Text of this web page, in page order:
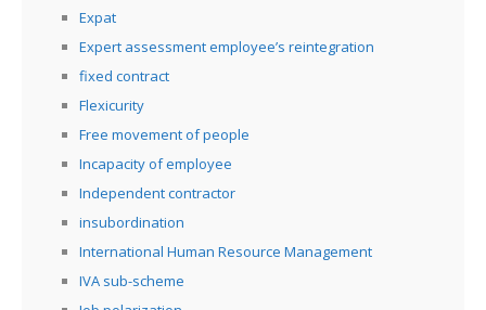
Expat
Expert assessment employee’s reintegration
fixed contract
Flexicurity
Free movement of people
Incapacity of employee
Independent contractor
insubordination
International Human Resource Management
IVA sub-scheme